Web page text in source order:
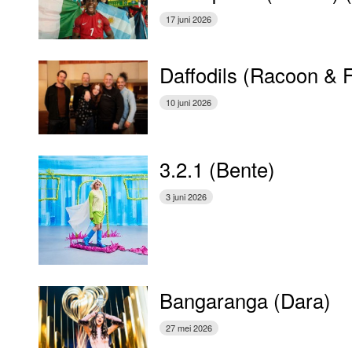
17 juni 2026
Daffodils (Racoon &
10 juni 2026
3.2.1 (Bente)
3 juni 2026
Bangaranga (Dara)
27 mei 2026